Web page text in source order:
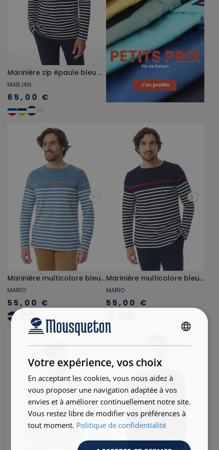
Marinière zip épaule bleu marine
MARJAN
65,00 €
+2
Marinière multicolore bleu provençal
MARIO
55,00 €
+
Marinière multicolore bleu marine
MARIO
55,00 €
Votre expérience, vos choix
En acceptant les cookies, vous nous aidez à
vous proposer une navigation adaptée à vos
envies et à améliorer continuellement notre site.
Vous restez libre de modifier vos préférences à
tout moment. Politique de confidentialité